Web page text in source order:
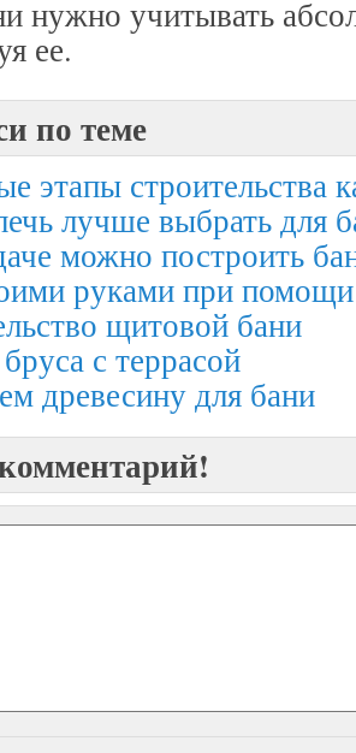
нужно учитывать
ее.
по теме
этапы строительства
лучше выбрать для
можно построить
руками при
щитовой бани
с террасой
древесину для бани